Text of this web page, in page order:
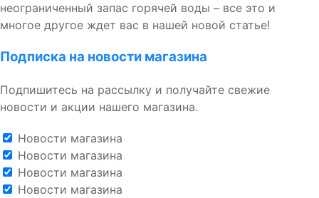
неограниченный запас горячей воды – все это и
многое другое ждет вас в нашей новой статье!
Подписка на новости магазина
Подпишитесь на рассылку и получайте свежие
новости и акции нашего магазина.
Новости магазина
Новости магазина
Новости магазина
Новости магазина